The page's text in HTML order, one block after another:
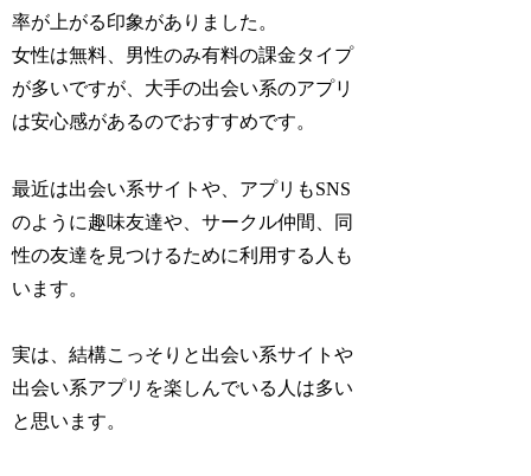
率が上がる印象がありました。
女性は無料、男性のみ有料の課金タイプ
が多いですが、大手の出会い系のアプリ
は安心感があるのでおすすめです。
最近は出会い系サイトや、アプリもSNS
のように趣味友達や、サークル仲間、同
性の友達を見つけるために利用する人も
います。
実は、結構こっそりと出会い系サイトや
出会い系アプリを楽しんでいる人は多い
と思います。